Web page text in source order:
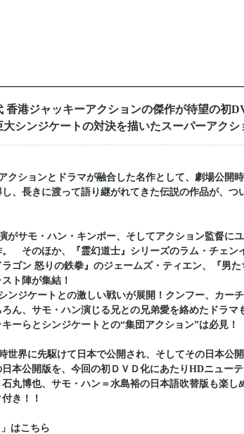
香港ジャッキーアクションの傑作が待望の初
シンジケートの対決を描いたスーパーアクシ
クションとドラマが融合した名作として、劇場公開
、長きに渡って語り継がれてきた伝説の作品が、つ
がサモ・ハン・キンポー、そしてアクション監督に
そのほか、『霊幻道士』シリーズのラム・チェン
ゴン 怒りの鉄拳』のジェームズ・ティエン、『男た
ト陣が集結！
ンジケートとの激しい戦いが展開！クンフー、カー
ん、サモ・ハン演じる兄との兄弟愛を絡めたドラマ
ーらとシンジケートとの“集団アクション”は必見！
世界に先駆けて日本で公開され、そしてその日本公
本公開版を、今回の初ＤＶＤ化にあたりHDニュー
丸博也、サモ・ハン＝水島裕の日本語吹替版も楽し
き！！
」はこちら